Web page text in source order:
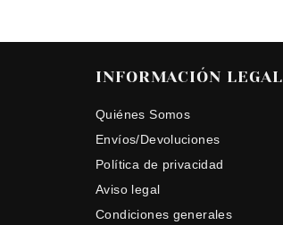
INFORMACIÓN LEGAL
Quiénes Somos
Envíos/Devoluciones
Política de privacidad
Aviso legal
Condiciones generales